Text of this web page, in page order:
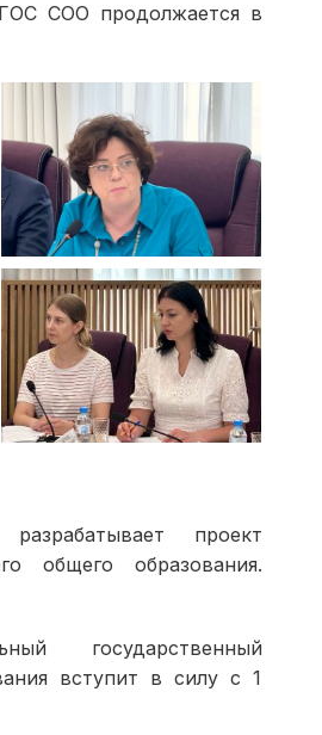
СОО продолжается в
проект
общего образования.
государственный
вступит в силу с 1